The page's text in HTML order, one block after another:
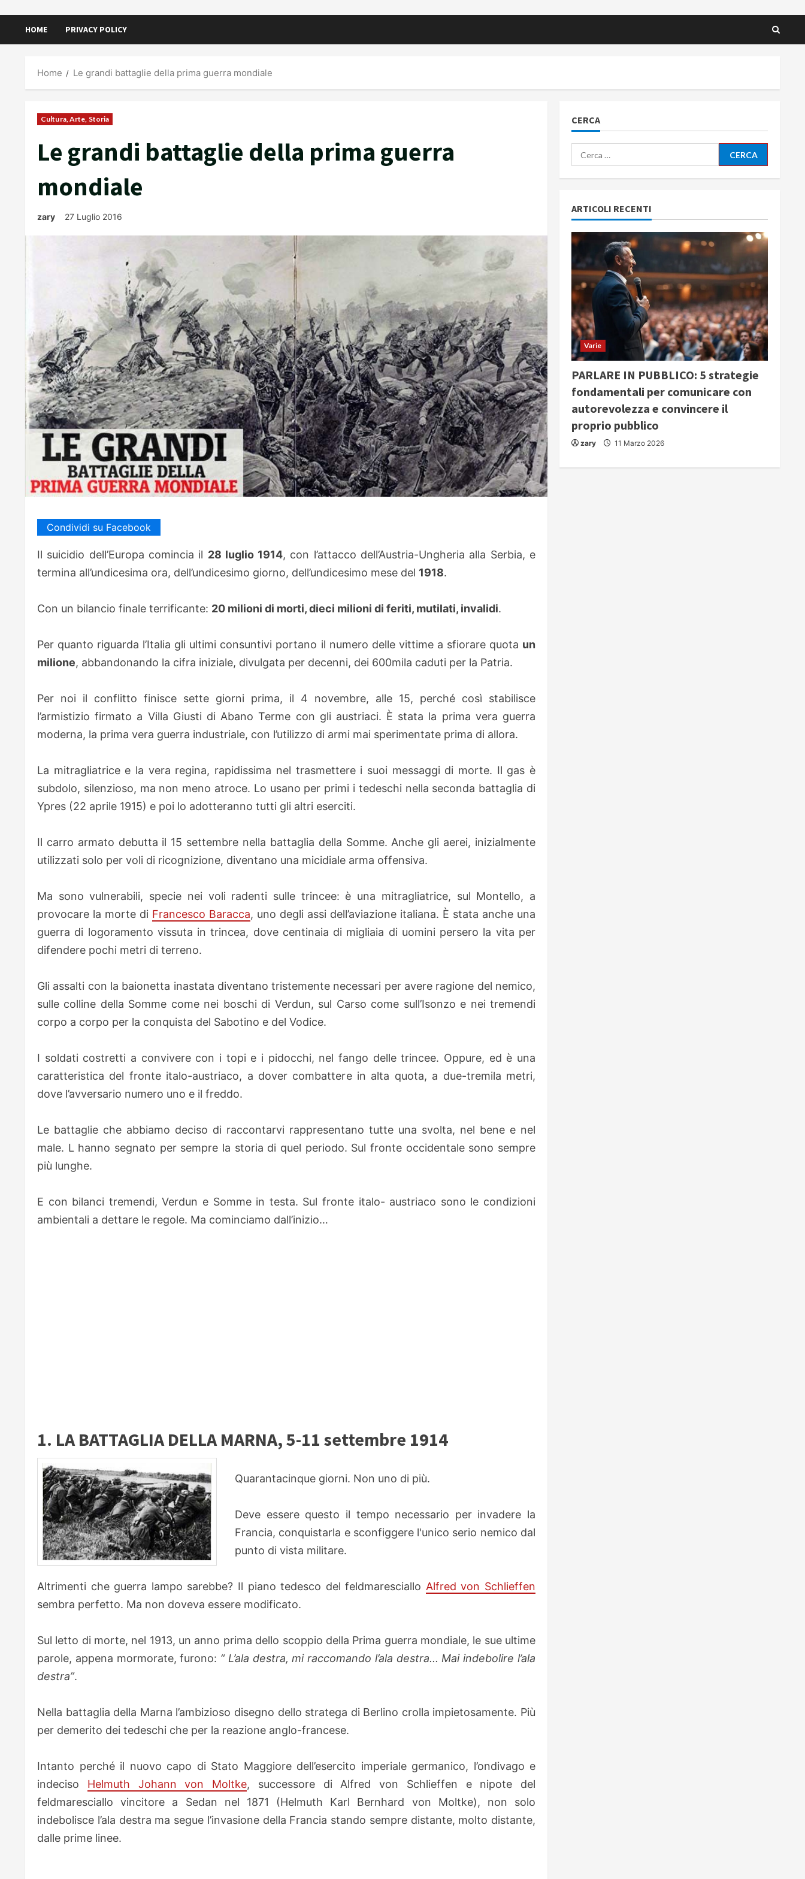
HOME PRIVACY POLICY
Home Le grandi battaglie della prima guerra mondiale
Cultura, Arte, Storia
Le grandi battaglie della prima guerra
mondiale
zary 27 Luglio 2016
Condividi su Facebook
Il suicidio dell’Europa comincia il 28 luglio 1914, con l’attacco dell’Austria-Ungheria alla Serbia, e
termina all’undicesima ora, dell’undicesimo giorno, dell’undicesimo mese del 1918.
Con un bilancio finale terrificante: 20 milioni di morti, dieci milioni di feriti, mutilati, invalidi.
Per quanto riguarda l’Italia gli ultimi consuntivi portano il numero delle vittime a sfiorare quota un
milione, abbandonando la cifra iniziale, divulgata per decenni, dei 600mila caduti per la Patria.
Per noi il conflitto finisce sette giorni prima, il 4 novembre, alle 15, perché così stabilisce
l’armistizio firmato a Villa Giusti di Abano Terme con gli austriaci. È stata la prima vera guerra
moderna, la prima vera guerra industriale, con l’utilizzo di armi mai sperimentate prima di allora.
La mitragliatrice e la vera regina, rapidissima nel trasmettere i suoi messaggi di morte. Il gas è
subdolo, silenzioso, ma non meno atroce. Lo usano per primi i tedeschi nella seconda battaglia di
Ypres (22 aprile 1915) e poi lo adotteranno tutti gli altri eserciti.
Il carro armato debutta il 15 settembre nella battaglia della Somme. Anche gli aerei, inizialmente
utilizzati solo per voli di ricognizione, diventano una micidiale arma offensiva.
Ma sono vulnerabili, specie nei voli radenti sulle trincee: è una mitragliatrice, sul Montello, a
provocare la morte di Francesco Baracca, uno degli assi dell’aviazione italiana. È stata anche una
guerra di logoramento vissuta in trincea, dove centinaia di migliaia di uomini persero la vita per
difendere pochi metri di terreno.
Gli assalti con la baionetta inastata diventano tristemente necessari per avere ragione del nemico,
sulle colline della Somme come nei boschi di Verdun, sul Carso come sull’Isonzo e nei tremendi
corpo a corpo per la conquista del Sabotino e del Vodice.
I soldati costretti a convivere con i topi e i pidocchi, nel fango delle trincee. Oppure, ed è una
caratteristica del fronte italo-austriaco, a dover combattere in alta quota, a due-tremila metri,
dove l’avversario numero uno e il freddo.
Le battaglie che abbiamo deciso di raccontarvi rappresentano tutte una svolta, nel bene e nel
male. L hanno segnato per sempre la storia di quel periodo. Sul fronte occidentale sono sempre
più lunghe.
E con bilanci tremendi, Verdun e Somme in testa. Sul fronte italo- austriaco sono le condizioni
ambientali a dettare le regole. Ma cominciamo dall’inizio…
1. LA BATTAGLIA DELLA MARNA, 5-11 settembre 1914
Quarantacinque giorni. Non uno di più.
Deve essere questo il tempo necessario per invadere la
Francia, conquistarla e sconfiggere l'unico serio nemico dal
punto di vista militare.
Altrimenti che guerra lampo sarebbe? Il piano tedesco del feldmaresciallo Alfred von Schlieffen
sembra perfetto. Ma non doveva essere modificato.
Sul letto di morte, nel 1913, un anno prima dello scoppio della Prima guerra mondiale, le sue ultime
parole, appena mormorate, furono: “ L’ala destra, mi raccomando l’ala destra... Mai indebolire l’ala
destra”.
Nella battaglia della Marna l’ambizioso disegno dello stratega di Berlino crolla impietosamente. Più
per demerito dei tedeschi che per la reazione anglo-francese.
Intanto perché il nuovo capo di Stato Maggiore dell’esercito imperiale germanico, l’ondivago e
indeciso Helmuth Johann von Moltke, successore di Alfred von Schlieffen e nipote del
feldmaresciallo vincitore a Sedan nel 1871 (Helmuth Karl Bernhard von Moltke), non solo
indebolisce l’ala destra ma segue l’invasione della Francia stando sempre distante, molto distante,
dalle prime linee.
CERCA
Ricerca
per:
ARTICOLI RECENTI
Varie
PARLARE IN PUBBLICO: 5 strategie
fondamentali per comunicare con
autorevolezza e convincere il
proprio pubblico
zary 11 Marzo 2026